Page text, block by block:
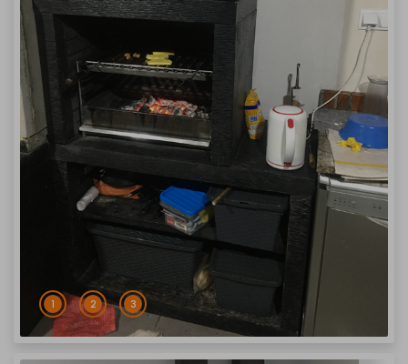
1 2 3